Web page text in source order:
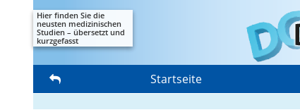
Hier finden Sie die
neusten medizinischen
Studien – übersetzt und
kurzgefasst
Startseite